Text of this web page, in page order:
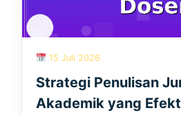
15 Juli 2026
Strategi Penulisan
Akademik yang